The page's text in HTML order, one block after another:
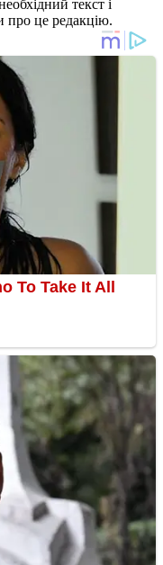
текст і
про це редакцію.